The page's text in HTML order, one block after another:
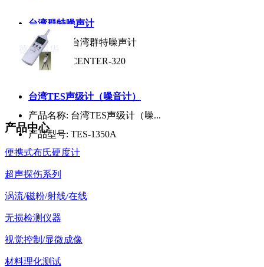
台湾群特噪声计
产品名称:
台湾群特噪声计
产品型号:
CENTER-320
台湾TES声级计（噪音计）
产品名称: 台湾TES声级计（噪...
产品型号: TES-1350A
产品中心
便携式布氏硬度计
超声探伤系列
涡流/磁粉/射线/在线
无损检测仪器
视觉控制/显微成像
材料理化测试